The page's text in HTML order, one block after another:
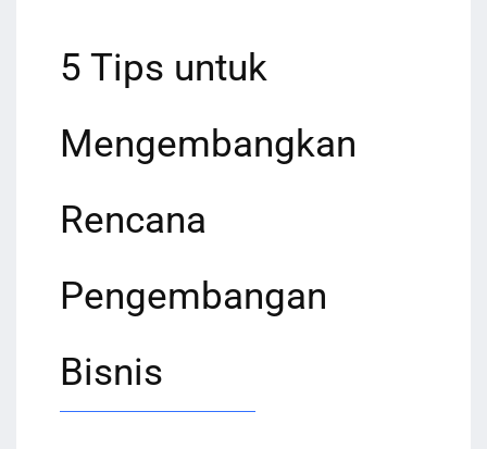
5 Tips untuk
Mengembangkan
Rencana
Pengembangan
Bisnis